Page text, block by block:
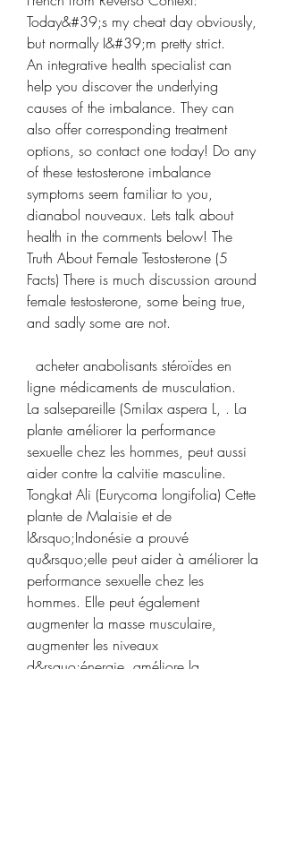
Today&#39;s my cheat day obviously,
but normally I&#39;m pretty strict.
An integrative health specialist can
help you discover the underlying
causes of the imbalance. They can
also offer corresponding treatment
options, so contact one today! Do any
of these testosterone imbalance
symptoms seem familiar to you,
dianabol nouveaux. Lets talk about
health in the comments below! The
Truth About Female Testosterone (5
Facts) There is much discussion around
female testosterone, some being true,
and sadly some are not.
ligne médicaments de musculation.
La salsepareille (Smilax aspera L, . La
plante améliorer la performance
sexuelle chez les hommes, peut aussi
aider contre la calvitie masculine.
Tongkat Ali (Eurycoma longifolia) Cette
plante de Malaisie et de
l&rsquo;Indonésie a prouvé
qu&rsquo;elle peut aider à améliorer la
performance sexuelle chez les
hommes. Elle peut également
augmenter la masse musculaire,
augmenter les niveaux
d&rsquo;énergie, améliore la